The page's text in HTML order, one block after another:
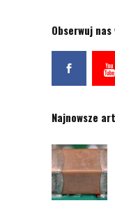
Obserwuj
Najnowsze